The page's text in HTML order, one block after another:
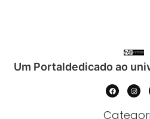
Um Portaldedicado ao